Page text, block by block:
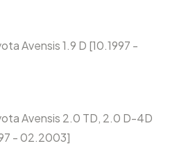
Avensis 1.9 D [10.1997 -
Avensis 2.0 TD, 2.0 D-4D
- 02.2003]